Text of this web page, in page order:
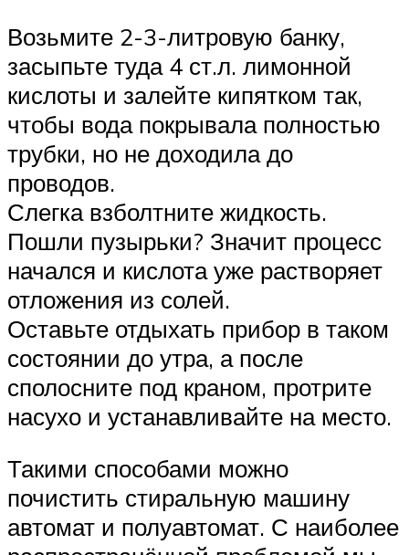
Возьмите 2-3-литровую банку,
засыпьте туда 4 ст.л. лимонной
кислоты и залейте кипятком так,
чтобы вода покрывала полностью
трубки, но не доходила до
проводов.
Слегка взболтните жидкость.
Пошли пузырьки? Значит процесс
начался и кислота уже растворяет
отложения из солей.
Оставьте отдыхать прибор в таком
состоянии до утра, а после
сполосните под краном, протрите
насухо и устанавливайте на место.
Такими способами можно
почистить стиральную машину
автомат и полуавтомат. С наиболее